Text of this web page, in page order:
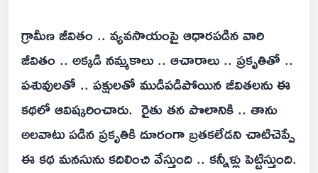
గ్రామీణ జీవితం .. వ్యవసాయంపై ఆధారపడిన వారి
జీవితం .. అక్కడి నమ్మకాలు .. ఆచారాలు .. ప్రకృతితో ..
పశువులతో .. పక్షులతో ముడిపడిపోయిన జీవితలను ఈ
కథలో ఆవిష్కరించారు. రైతు తన పొలానికి .. తాను
అలవాటు పడిన ప్రకృతికి దూరంగా బ్రతకలేడని చాటిచెప్పే
ఈ కథ మనసును కదిలించి వేస్తుంది .. కన్నీళ్లు పెట్టిస్తుంది.